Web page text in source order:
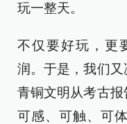
玩一整天。
不仅要好玩，更
润。于是，我们又
青铜文明从考古报
可感、可触、可